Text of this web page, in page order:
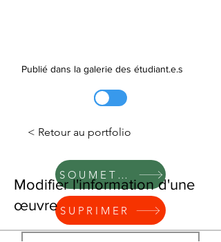
Publié dans la galerie des étudiant.e.s
SOUMETTRE
SUPRIMER
< Retour au portfolio
Modifier l'information d'une
œuvre